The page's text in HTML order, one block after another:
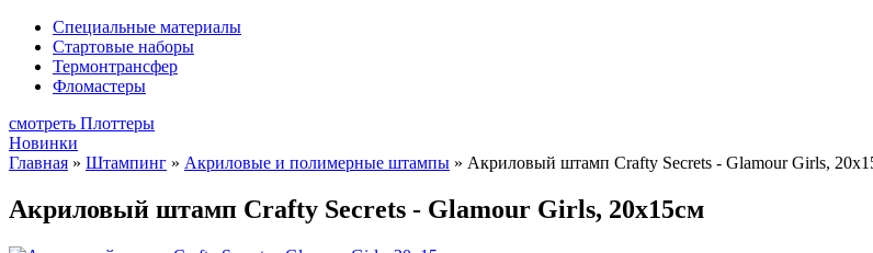
Специальные материалы
Стартовые наборы
Термонтрансфер
Фломастеры
смотреть Плоттеры
Новинки
Главная » Штампинг » Акриловые и полимерные штампы » Акриловый штамп Crafty Secrets - Glamour Girls,
Акриловый штамп Crafty Secrets - Glamour Girls, 20х15см